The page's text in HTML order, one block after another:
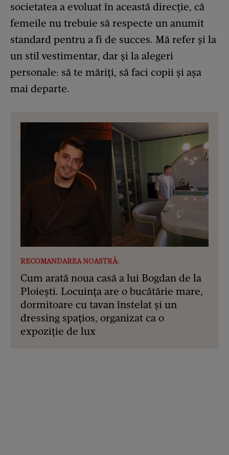
societatea a evoluat în această direcție, că
femeile nu trebuie să respecte un anumit
standard pentru a fi de succes. Mă refer și la
un stil vestimentar, dar și la alegeri
personale: să te măriți, să faci copii și așa
mai departe.
RECOMANDAREA NOASTRĂ:
Cum arată noua casă a lui Bogdan de la
Ploiești. Locuința are o bucătărie mare,
dormitoare cu tavan înstelat și un
dressing spațios, organizat ca o
expoziție de lux